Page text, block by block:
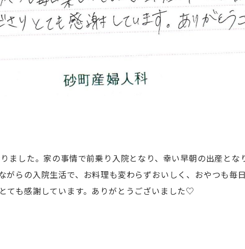
ました。家の事情で前乗り入院となり、幸い早朝の出産とな
がらの入院生活で、お料理も変わらずおいしく、おやつも
ても感謝しています。ありがとうございました♡